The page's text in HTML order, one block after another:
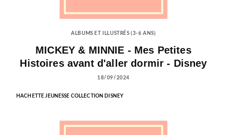
ALBUMS ET ILLUSTRÉS (3-6 ANS)
MICKEY & MINNIE - Mes Petites
Histoires avant d'aller dormir - Disney
18/09/2024
HACHETTE JEUNESSE COLLECTION DISNEY